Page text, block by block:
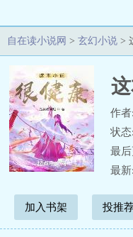
自在读小说网 > 玄幻小说 >
作
状
最
最新:
加入书架 投推